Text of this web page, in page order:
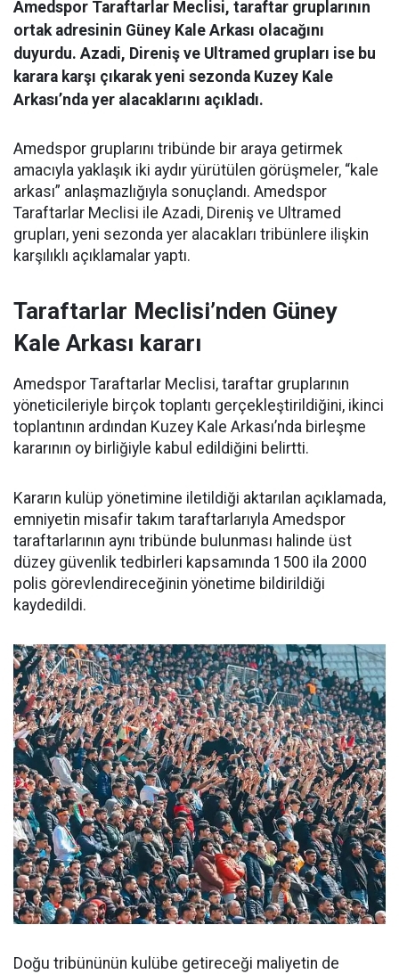
Amedspor Taraftarlar Meclisi, taraftar gruplarının
ortak adresinin Güney Kale Arkası olacağını
duyurdu. Azadi, Direniş ve Ultramed grupları ise bu
karara karşı çıkarak yeni sezonda Kuzey Kale
Arkası’nda yer alacaklarını açıkladı.
Amedspor gruplarını tribünde bir araya getirmek
amacıyla yaklaşık iki aydır yürütülen görüşmeler, “kale
arkası” anlaşmazlığıyla sonuçlandı. Amedspor
Taraftarlar Meclisi ile Azadi, Direniş ve Ultramed
grupları, yeni sezonda yer alacakları tribünlere ilişkin
karşılıklı açıklamalar yaptı.
Taraftarlar Meclisi’nden Güney
Kale Arkası kararı
Amedspor Taraftarlar Meclisi, taraftar gruplarının
yöneticileriyle birçok toplantı gerçekleştirildiğini, ikinci
toplantının ardından Kuzey Kale Arkası’nda birleşme
kararının oy birliğiyle kabul edildiğini belirtti.
Kararın kulüp yönetimine iletildiği aktarılan açıklamada,
emniyetin misafir takım taraftarlarıyla Amedspor
taraftarlarının aynı tribünde bulunması halinde üst
düzey güvenlik tedbirleri kapsamında 1500 ila 2000
polis görevlendireceğinin yönetime bildirildiği
kaydedildi.
Doğu tribününün kulübe getireceği maliyetin de